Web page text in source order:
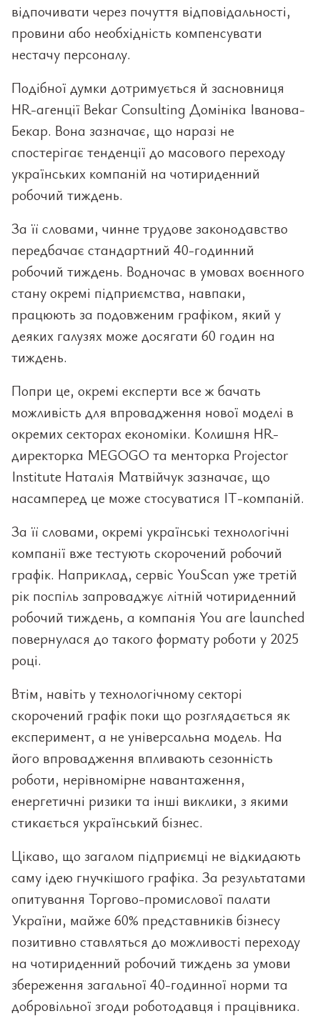
відпочивати через почуття відповідальності,
провини або необхідність компенсувати
нестачу персоналу.
Подібної думки дотримується й засновниця
HR-агенції Bekar Consulting Домініка Іванова-
Бекар. Вона зазначає, що наразі не
спостерігає тенденції до масового переходу
українських компаній на чотириденний
робочий тиждень.
За її словами, чинне трудове законодавство
передбачає стандартний 40-годинний
робочий тиждень. Водночас в умовах воєнного
стану окремі підприємства, навпаки,
працюють за подовженим графіком, який у
деяких галузях може досягати 60 годин на
тиждень.
Попри це, окремі експерти все ж бачать
можливість для впровадження нової моделі в
окремих секторах економіки. Колишня HR-
директорка MEGOGO та менторка Projector
Institute Наталія Матвійчук зазначає, що
насамперед це може стосуватися ІТ-компаній.
За її словами, окремі українські технологічні
компанії вже тестують скорочений робочий
графік. Наприклад, сервіс YouScan уже третій
рік поспіль запроваджує літній чотириденний
робочий тиждень, а компанія You are launched
повернулася до такого формату роботи у 2025
році.
Втім, навіть у технологічному секторі
скорочений графік поки що розглядається як
експеримент, а не універсальна модель. На
його впровадження впливають сезонність
роботи, нерівномірне навантаження,
енергетичні ризики та інші виклики, з якими
стикається український бізнес.
Цікаво, що загалом підприємці не відкидають
саму ідею гнучкішого графіка. За результатами
опитування Торгово-промислової палати
України, майже 60% представників бізнесу
позитивно ставляться до можливості переходу
на чотириденний робочий тиждень за умови
збереження загальної 40-годинної норми та
добровільної згоди роботодавця і працівника.